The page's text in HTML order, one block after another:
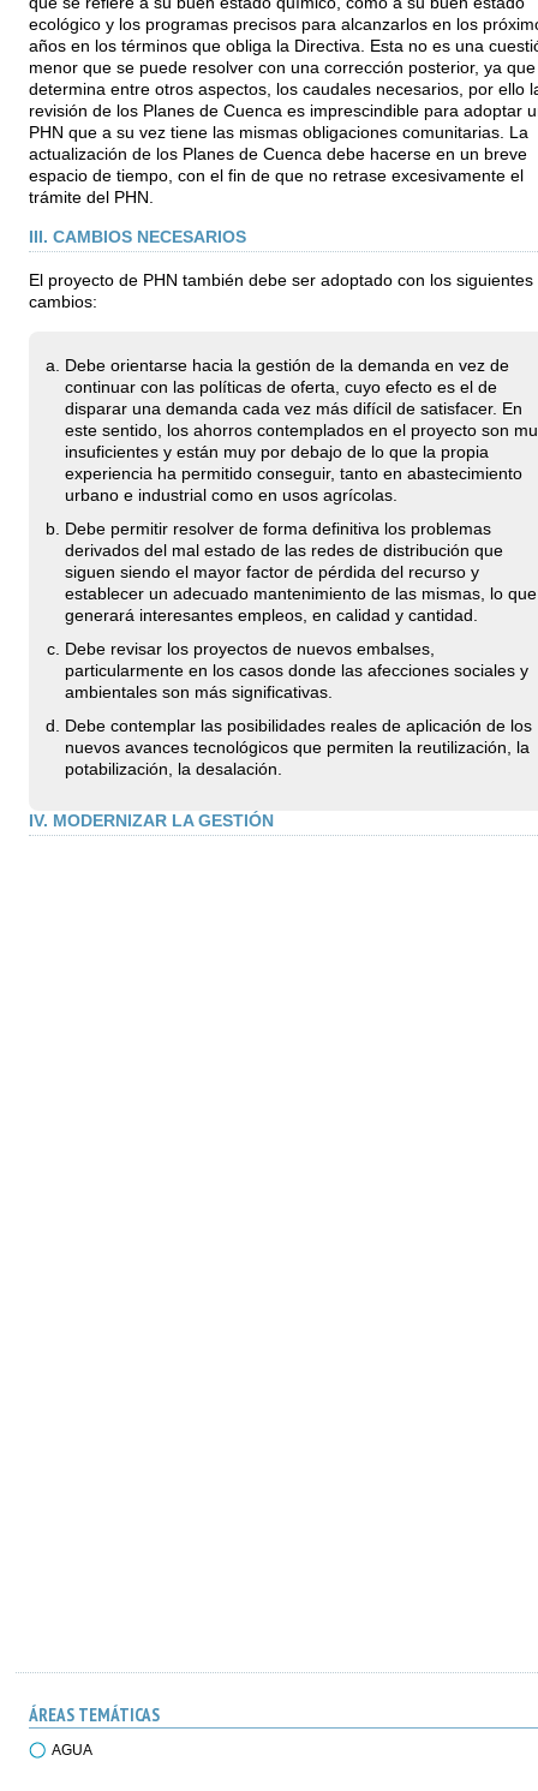
ecológico y los programas precisos para alcanzarlos en los
años en los términos que obliga la Directiva. Esta no es una
menor que se puede resolver con una corrección posterior, ya que
determina entre otros aspectos, los caudales necesarios, por ello
revisión de los Planes de Cuenca es imprescindible para adoptar
PHN que a su vez tiene las mismas obligaciones comunitarias. La
actualización de los Planes de Cuenca debe hacerse en un breve
espacio de tiempo, con el fin de que no retrase excesivamente el
trámite del PHN.
III. CAMBIOS NECESARIOS
El proyecto de PHN también debe ser adoptado con los siguientes
cambios:
Debe orientarse hacia la gestión de la demanda en vez de
continuar con las políticas de oferta, cuyo efecto es el de
disparar una demanda cada vez más difícil de satisfacer. En
este sentido, los ahorros contemplados en el proyecto son
insuficientes y están muy por debajo de lo que la propia
experiencia ha permitido conseguir, tanto en abastecimiento
urbano e industrial como en usos agrícolas.
Debe permitir resolver de forma definitiva los problemas
derivados del mal estado de las redes de distribución que
siguen siendo el mayor factor de pérdida del recurso y
establecer un adecuado mantenimiento de las mismas, lo que
generará interesantes empleos, en calidad y cantidad.
Debe revisar los proyectos de nuevos embalses,
particularmente en los casos donde las afecciones sociales y
ambientales son más significativas.
Debe contemplar las posibilidades reales de aplicación de los
nuevos avances tecnológicos que permiten la reutilización, la
potabilización, la desalación.
IV. MODERNIZAR LA GESTIÓN
ÁREAS TEMÁTICAS
AGUA